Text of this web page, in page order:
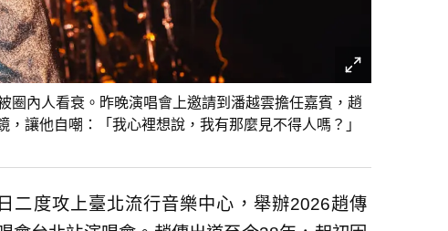
內人看衰。昨晚演唱會上邀請到潘越雲擔任嘉賓，趙
讓他自嘲：「我心裡想說，我有那麼見不得人嗎？」
二度攻上臺北流行音樂中心，舉辦2026趙傳